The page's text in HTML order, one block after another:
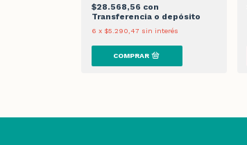
$28.568,56 con
Transferencia o depósito
6 x $5.290,47 sin interés